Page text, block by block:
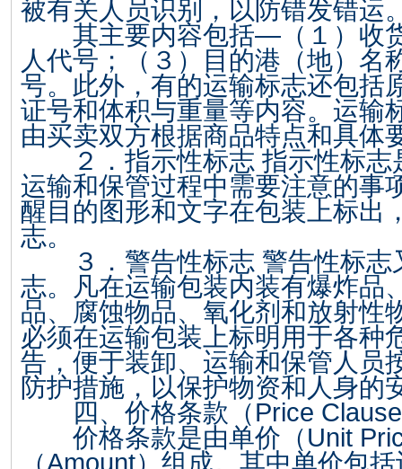
被有关人员识别，以防错发错运
其主要内容包括—（１）收货
人代号；（３）目的港（地）名
号。此外，有的运输标志还包括
证号和体积与重量等内容。运输
由买卖双方根据商品特点和具体
２．指示性标志 指示性标志
运输和保管过程中需要注意的事
醒目的图形和文字在包装上标出
志。
３．警告性标志 警告性标志
志。凡在运输包装内装有爆炸品
品、腐蚀物品、氧化剂和放射性
必须在运输包装上标明用于各种
告，便于装卸、运输和保管人员
防护措施，以保护物资和人身的
四、价格条款（Price Clause
价格条款是由单价（Unit
（Amount）组成。其中单价包